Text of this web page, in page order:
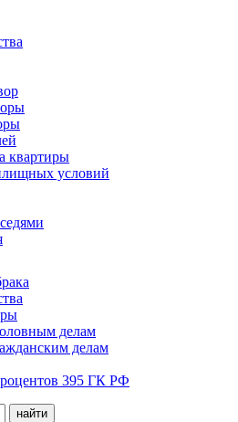
квартиры
условий
делам
делам
395 ГК РФ